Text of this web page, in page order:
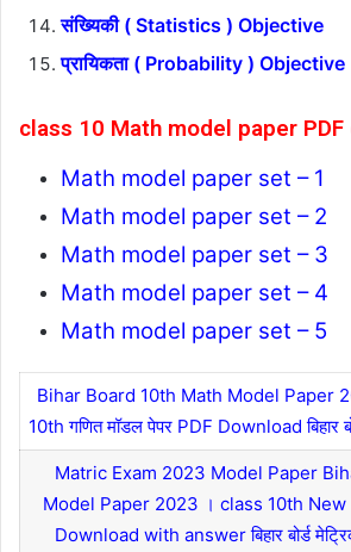
संख्यिकी ( Statistics ) Objective
प्रायिकता ( Probability ) Objective
class 10 Math model paper PDF
Math model paper set – 1
Math model paper set – 2
Math model paper set – 3
Math model paper set – 4
Math model paper set – 5
Bihar Board 10th Math Model Paper
10th गणित मॉडल पेपर PDF Download बिहार
Matric Exam 2023 Model Paper
Model Paper 2023 । class 10th
Download with answer बिहार बोर्ड